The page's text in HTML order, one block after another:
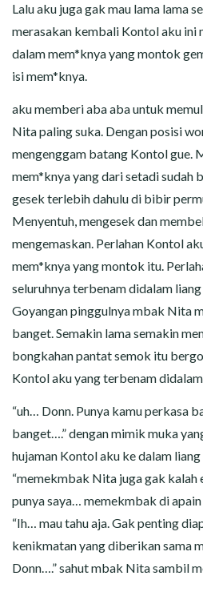
Lalu aku juga gak mau lama lama
merasakan kembali Kontol aku ini
dalam mem*knya yang montok
isi mem*knya.
aku memberi aba aba untuk
Nita paling suka. Dengan posisi
mengenggam batang Kontol gue.
mem*knya yang dari setadi sudah
gesek terlebih dahulu di bibir
Menyentuh, mengesek dan
mengemaskan. Perlahan Kontol
mem*knya yang montok itu.
seluruhnya terbenam didalam
Goyangan pinggulnya mbak Nita
banget. Semakin lama semakin
bongkahan pantat semok itu
Kontol aku yang terbenam
“uh… Donn. Punya kamu perkasa
banget….” dengan mimik muka
hujaman Kontol aku ke dalam liang
“memekmbak Nita juga gak
punya saya… memekmbak di
“Ih… mau tahu aja. Gak penting
kenikmatan yang diberikan sama
Donn….” sahut mbak Nita sambil